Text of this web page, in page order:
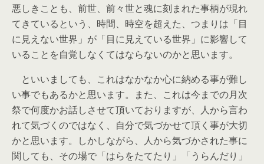
悪しきことも、前世、前々世と魂に刻まれた事柄が現れ
てきているという、時間、時空を超えた、つまりは「目
に見えない世界」が「目に見えている世界」に影響して
いることを自覚しなくてはならないのかと思います。
といいましても、これはなかなか心に納める事が難し
い事でもあるかと思います。また、これは今までの月次
祭で何度かお話しさせて頂いておりますが、人から言わ
れて気づくのではなく、自分で気づかせて頂く事が大切
かと思います。しかしながら、人から気づかされた事に
関しても、その場で「はらをたてたり」「うらんだり」